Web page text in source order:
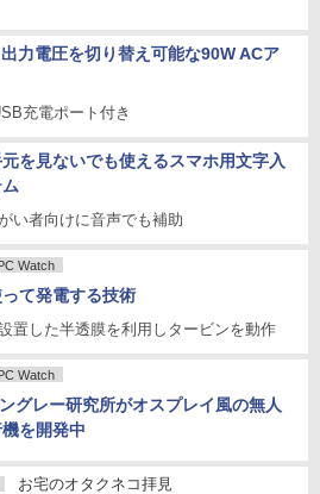
力電圧を切り替え可能な90W ACア
充電ポート付き
を見ないでも使えるスマホ用文字入
い者向けに音声でも補助
Watch
て発電する技術
置した半透膜を利用しタービンを動作
Watch
グレー研究所がオスプレイ風の無人
を開発中
お宅のオタクネコ拝見